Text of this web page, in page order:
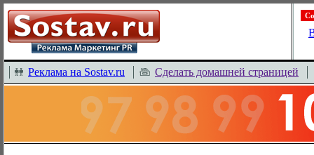
Реклама на Sostav.ru Сделать домашней страницей